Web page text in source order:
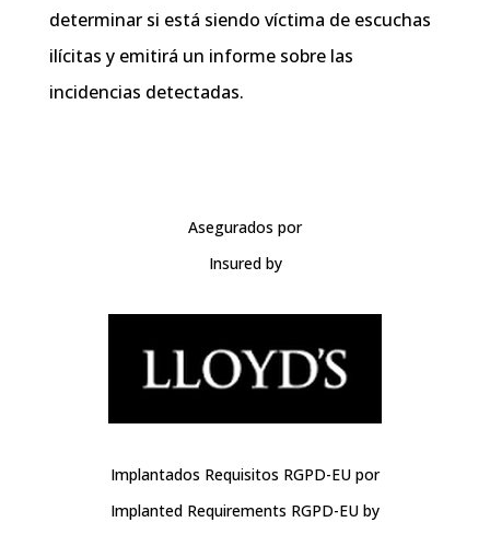
determinar si está siendo víctima de escuchas
ilícitas y emitirá un informe sobre las
incidencias detectadas.
Asegurados por
Insured by
Implantados Requisitos RGPD-EU por
Implanted Requirements RGPD-EU by